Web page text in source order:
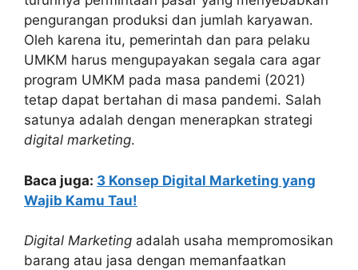
pengurangan produksi dan jumlah karyawan.
Oleh karena itu, pemerintah dan para pelaku
UMKM harus mengupayakan segala cara agar
program UMKM pada masa pandemi (2021)
tetap dapat bertahan di masa pandemi. Salah
satunya adalah dengan menerapkan strategi
digital marketing.
Baca juga: 3 Konsep Digital Marketing yang
Wajib Kamu Tau!
Digital Marketing adalah usaha mempromosikan
barang atau jasa dengan memanfaatkan